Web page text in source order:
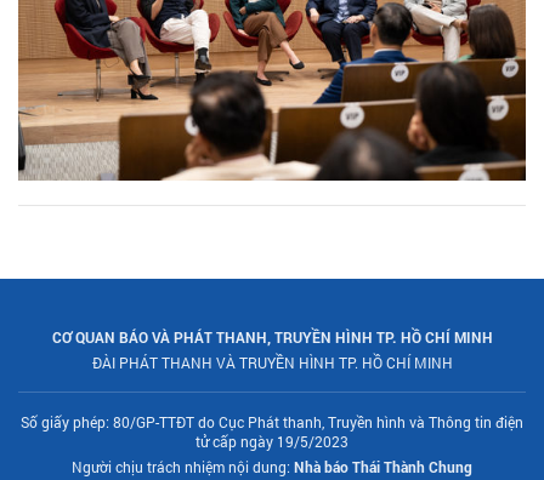
CƠ QUAN BÁO VÀ PHÁT THANH, TRUYỀN HÌNH TP. HỒ CHÍ MINH
ĐÀI PHÁT THANH VÀ TRUYỀN HÌNH TP. HỒ CHÍ MINH
Số giấy phép: 80/GP-TTĐT do Cục Phát thanh, Truyền hình và Thông tin điện
tử cấp ngày 19/5/2023
Người chịu trách nhiệm nội dung: Nhà báo Thái Thành Chung